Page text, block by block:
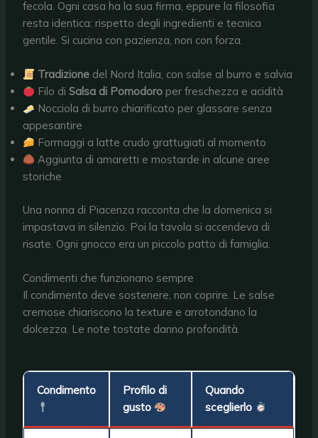
fecola. Ogni casa ha la sua firma, eppure la filosofia
resta identica: rispetto degli ingredienti e tecnica
gentile. Si cucina con pazienza, non con forza.
Tradizione del Nord Italia, con salse al burro e salvia
Filo diSalsa di Pomodoro per freschezza e acidità
Nocciola di burro chiarificato per glassare senza
appesantire
Formaggi a latte crudo grattugiati al momento
Aggiunta di amaretti e mostarde in alcune aree
storiche
Una nonna di Piacenza racconta che la domenica si
impastava in silenzio. Poi la tavola si accendeva di
risate. Ogni gnocco era un piccolo patto di famiglia.
Condimenti che funzionano sempre
Il condimento deve sostenere, non coprire. Le salse
cremose chiariscono la texture e arrotondano la
dolcezza. Le note tostate danno profondità.
Condimento
Profilo di
gusto
Quando
sceglierlo